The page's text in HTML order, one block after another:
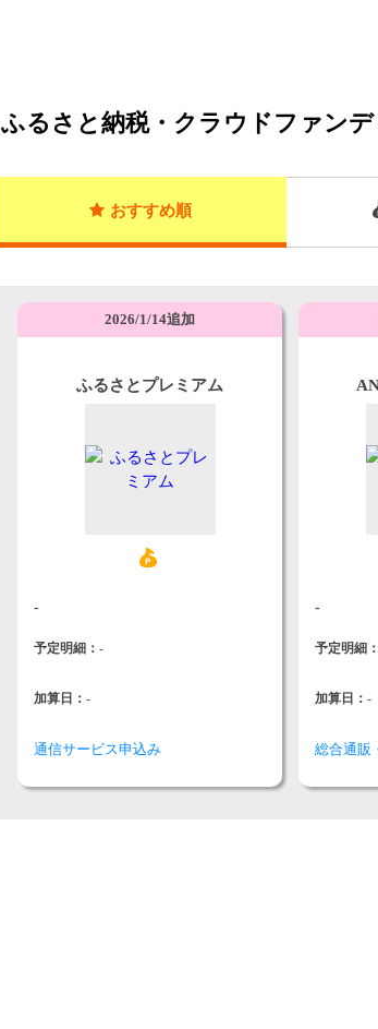
ふるさと納税・クラウドファン
おすすめ順
2026/1/14追加
ふるさとプレミアム
-
予定明細： -
加算日： -
通信サービス申込み
-
予定明細
加算日：-
総合通販